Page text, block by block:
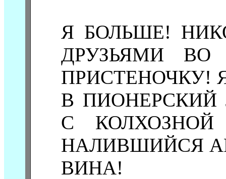
Я БОЛЬШЕ!
ДРУЗЬЯМИ
ПРИСТЕНОЧКУ!
В ПИОНЕРСКИЙ
С
НАЛИВШИЙСЯ
ВИНА!